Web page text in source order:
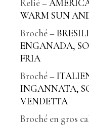
Relié –
WARM SUN
Broché –
ENGANADA,
FRIA
Broché –
INGANNATA,
VENDETTA
Broché en gros